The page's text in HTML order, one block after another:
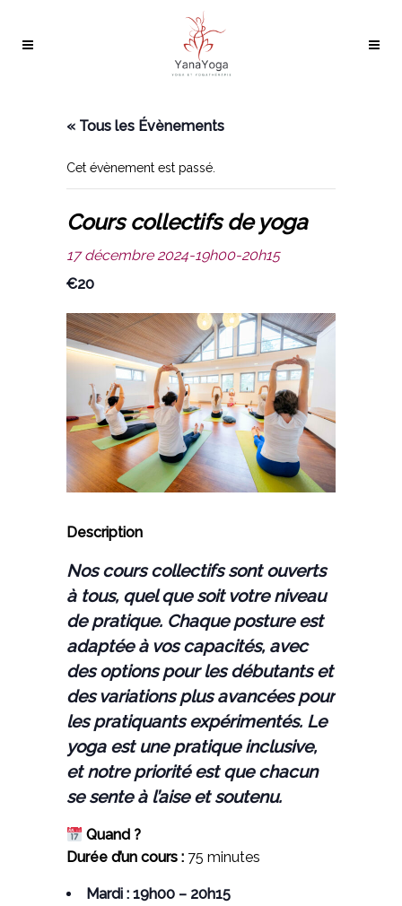
« Tous les Évènements
Cet évènement est passé.
Cours collectifs de yoga
17 décembre 2024-19h00-20h15
€20
Description
Nos cours collectifs sont ouverts
à tous, quel que soit votre niveau
de pratique. Chaque posture est
adaptée à vos capacités, avec
des options pour les débutants et
des variations plus avancées pour
les pratiquants expérimentés. Le
yoga est une pratique inclusive,
et notre priorité est que chacun
se sente à l’aise et soutenu.
Quand ?
Durée d’un cours : 75 minutes
Mardi : 19h00 – 20h15